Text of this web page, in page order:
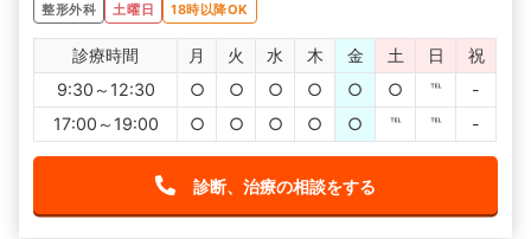
整形外科 土曜日 18時以降OK
診療時間 月 火 水 木 金 土 日
祝
9:30～12:30
○ ○ ○ ○ ○ ○ ℡
-
17:00～19:00
○ ○ ○ ○ ○ ℡ ℡ -
診断、治療の相談をする